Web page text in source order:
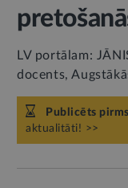
LV portālam:
docents,
Publicēts
aktualitāti! >>